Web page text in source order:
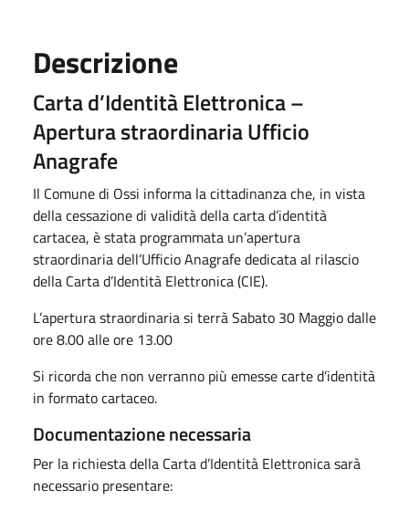
Descrizione
Carta d’Identità Elettronica –
Apertura straordinaria Ufficio
Anagrafe
Il Comune di Ossi informa la cittadinanza che, in vista
della cessazione di validità della carta d’identità
cartacea, è stata programmata un’apertura
straordinaria dell’Ufficio Anagrafe dedicata al rilascio
della Carta d’Identità Elettronica (CIE).
L’apertura straordinaria si terrà Sabato 30 Maggio dalle
ore 8.00 alle ore 13.00
Si ricorda che non verranno più emesse carte d’identità
in formato cartaceo.
Documentazione necessaria
Per la richiesta della Carta d’Identità Elettronica sarà
necessario presentare: